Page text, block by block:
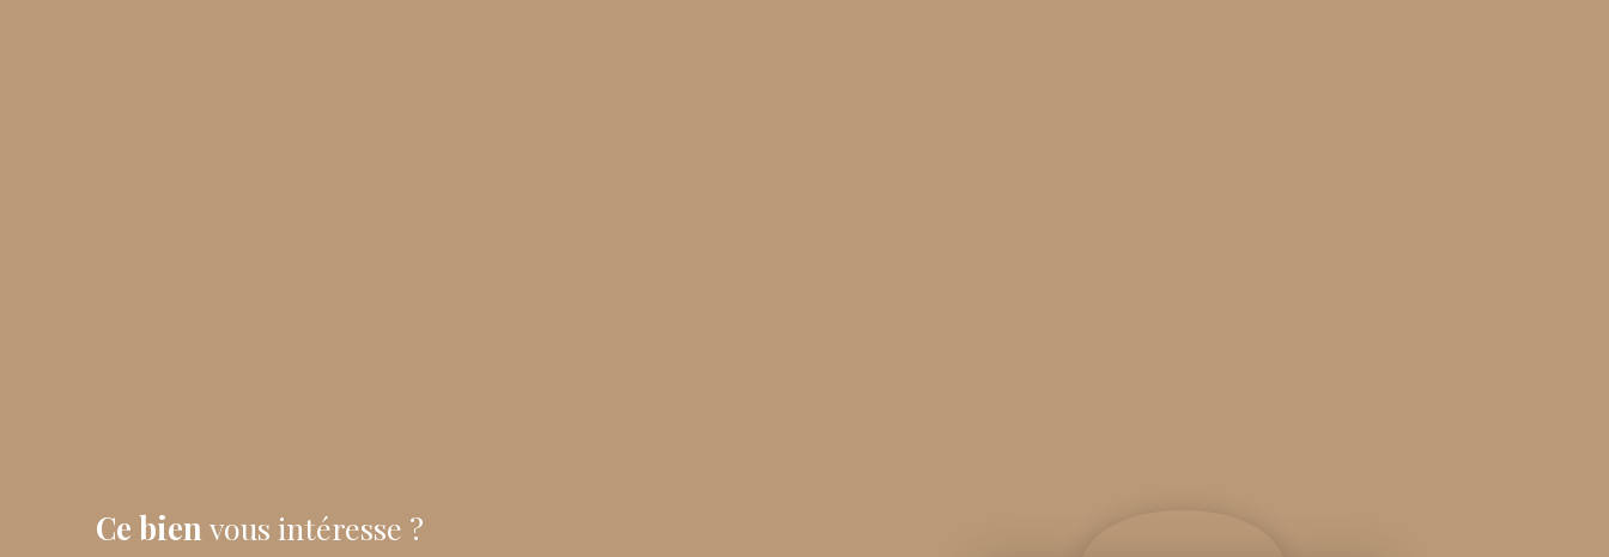
Ce bien vous intéresse ?